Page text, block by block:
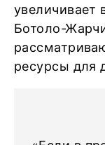
увеличивает
Ботоло-
ресурсы для